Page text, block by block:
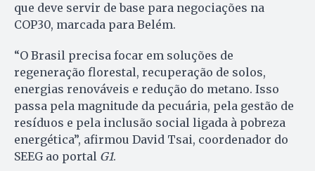
que deve servir de base para negociações na
COP30, marcada para Belém.
“O Brasil precisa focar em soluções de
regeneração florestal, recuperação de solos,
energias renováveis e redução do metano. Isso
passa pela magnitude da pecuária, pela gestão de
resíduos e pela inclusão social ligada à pobreza
energética”, afirmou David Tsai, coordenador do
SEEG ao portal G1.